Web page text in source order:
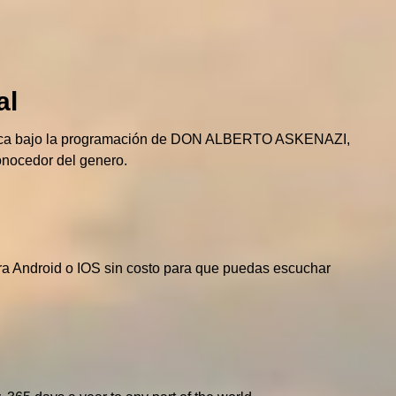
bajo la programación de DON ALBERTO ASKENAZI,
del genero.
Android o IOS sin costo para que puedas escuchar